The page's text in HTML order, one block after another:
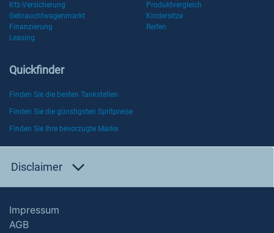
Kfz-Versicherung
Produktvergleich
Gebrauchtwagenmarkt
Kindersitze
Finanzierung
Reifen
Leasing
Quickfinder
Finden Sie die besten Tankstellen
Finden Sie die günstigsten Spritpreise
Finden Sie Ihre bevorzugte Marke
Disclaimer
Impressum
AGB